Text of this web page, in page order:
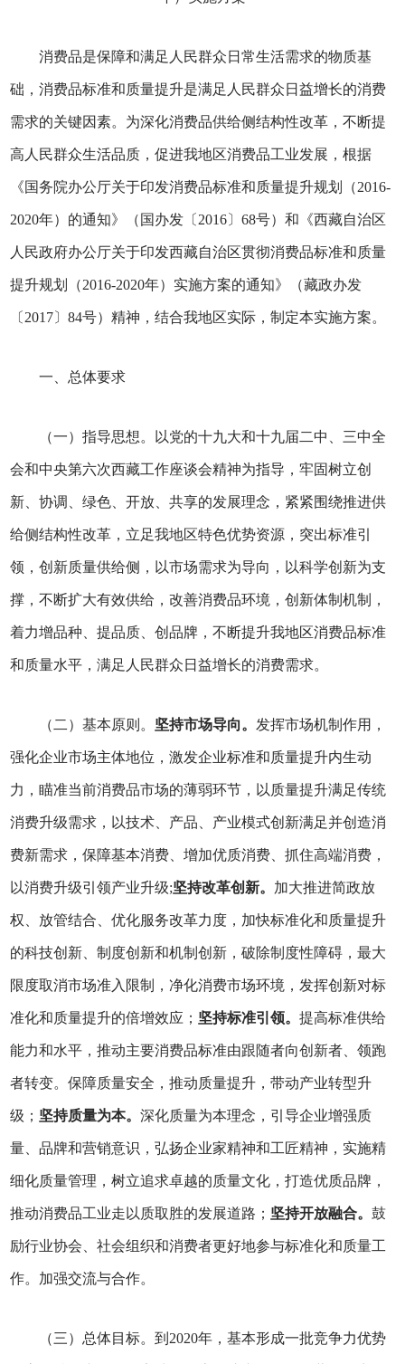
消费品是保障和满足人民群众日常生活需求的物质基
础，消费品标准和质量提升是满足人民群众日益增长的消费
需求的关键因素。为深化消费品供给侧结构性改革，不断提
高人民群众生活品质，促进我地区消费品工业发展，根据
《国务院办公厅关于印发消费品标准和质量提升规划（2016-
2020年）的通知》（国办发〔2016〕68号）和《西藏自治区
人民政府办公厅关于印发西藏自治区贯彻消费品标准和质量
提升规划（2016-2020年）实施方案的通知》（藏政办发
〔2017〕84号）精神，结合我地区实际，制定本实施方案。
一、总体要求
（一）指导思想。以党的十九大和十九届二中、三中全
会和中央第六次西藏工作座谈会精神为指导，牢固树立创
新、协调、绿色、开放、共享的发展理念，紧紧围绕推进供
给侧结构性改革，立足我地区特色优势资源，突出标准引
领，创新质量供给侧，以市场需求为导向，以科学创新为支
撑，不断扩大有效供给，改善消费品环境，创新体制机制，
着力增品种、提品质、创品牌，不断提升我地区消费品标准
和质量水平，满足人民群众日益增长的消费需求。
（二）基本原则。 坚持市场导向。 发挥市场机制作用，
强化企业市场主体地位，激发企业标准和质量提升内生动
力，瞄准当前消费品市场的薄弱环节，以质量提升满足传统
消费升级需求，以技术、产品、产业模式创新满足并创造消
费新需求，保障基本消费、增加优质消费、抓住高端消费，
以消费升级引领产业升级;坚持改革创新。 加大推进简政放
权、放管结合、优化服务改革力度，加快标准化和质量提升
的科技创新、制度创新和机制创新，破除制度性障碍，最大
限度取消市场准入限制，净化消费市场环境，发挥创新对标
准化和质量提升的倍增效应； 坚持标准引领。提高标准供给
能力和水平，推动主要消费品标准由跟随者向创新者、领跑
者转变。保障质量安全，推动质量提升，带动产业转型升
级； 坚持质量为本。深化质量为本理念，引导企业增强质
量、品牌和营销意识，弘扬企业家精神和工匠精神，实施精
细化质量管理，树立追求卓越的质量文化，打造优质品牌，
推动消费品工业走以质取胜的发展道路； 坚持开放融合。鼓
励行业协会、社会组织和消费者更好地参与标准化和质量工
作。加强交流与合作。
（三）总体目标。到2020年，基本形成一批竞争力优势